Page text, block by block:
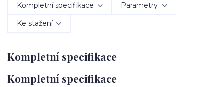
Kompletní specifikace Parametry
Ke stažení
Kompletní specifikace
Kompletní specifikace